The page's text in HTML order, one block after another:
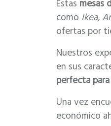
Estas mesas
como Ikea,
ofertas por
Nuestros
en sus
perfecta
Una vez
económico